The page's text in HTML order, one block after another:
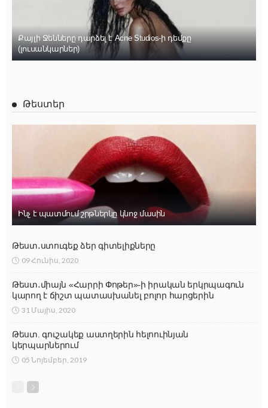
Քայլի Ջենները դարձել է Acne Studios-ի դեմքը
(լուսանկարներ)
Թեստեր
Ինչ է պատմում շրթներկը կնոջ մասին
Թեստ․ստուգեք ձեր գիտելիքները
09 Հունիս, 2020
Թեստ․միայն «Հարրի Փոթեր»-ի իրական երկրպագուն
կարող է ճիշտ պատասխանել բոլոր հարցերին
31 Մայիս, 2020
Թեստ. գուշակեք աստղերին հելոուինյան
կերպարներում
05 Նոյեմբեր, 2019